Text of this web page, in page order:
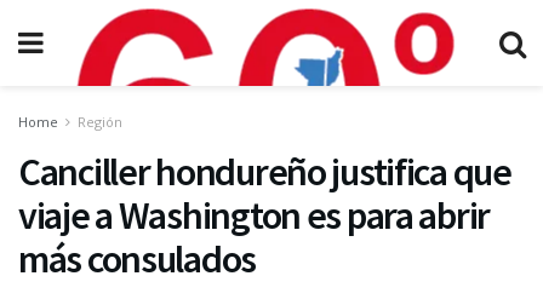
Home Región
Canciller hondureño justifica que
viaje a Washington es para abrir
más consulados